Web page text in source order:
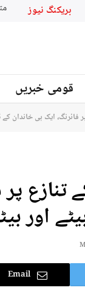
بریکنگ نیوز
قومی خبریں
کے 5 افراد جاں بحق، باپ، تین بیٹے اور بیٹی شامل
اور
Email